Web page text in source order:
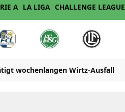
A LA LIGA CHALLENGE LEAGUE
wochenlangen Wirtz-Ausfall